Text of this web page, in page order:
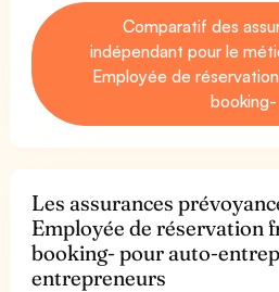
Comparatif des
indépendant pour le
Employée de
booking-
Les assurances
Employée de réservation
booking- pour auto-
entrepreneurs